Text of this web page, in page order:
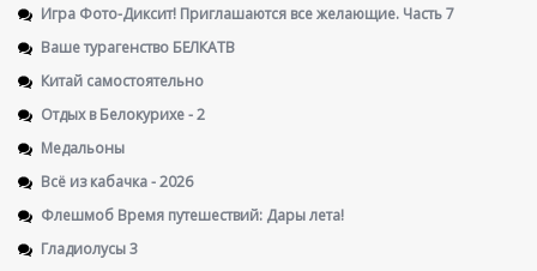
Игра Фото-Диксит! Приглашаются все желающие. Часть 7
Ваше турагенство БЕЛКАТВ
Китай самостоятельно
Отдых в Белокурихе - 2
Медальоны
Всё из кабачка - 2026
Флешмоб Время путешествий: Дары лета!
Гладиолусы 3